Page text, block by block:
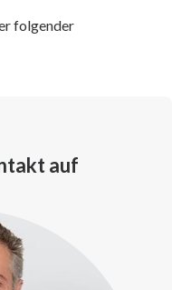
folgender
auf